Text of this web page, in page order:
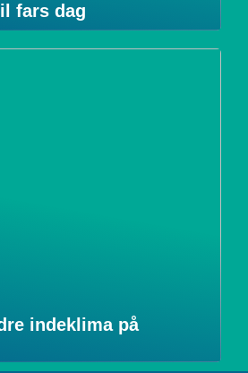
fars dag
indeklima på